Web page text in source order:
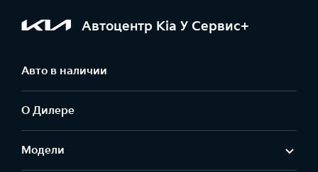
Автоцентр Kia У Сервис+
Авто в наличии
О Дилере
Модели